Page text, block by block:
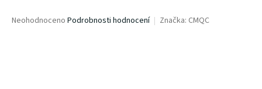
Průměrné
Neohodnoceno Podrobnosti hodnocení Značka: CMQC